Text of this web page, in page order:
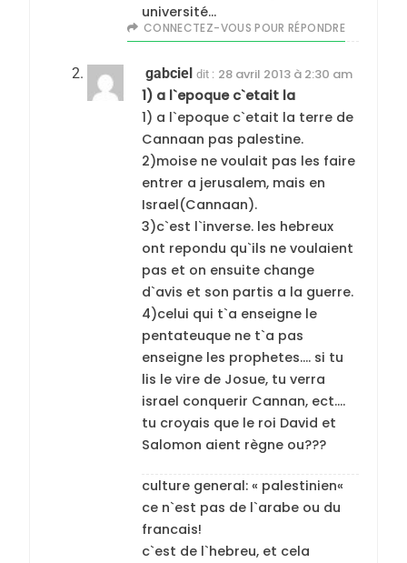
université…
CONNECTEZ-VOUS POUR RÉPONDRE
gabciel dit : 28 avril 2013 à 2:30 am
1) a l`epoque c`etait la
1) a l`epoque c`etait la terre de
Cannaan pas palestine.
2)moise ne voulait pas les faire
entrer a jerusalem, mais en
Israel(Cannaan).
3)c`est l`inverse. les hebreux
ont repondu qu`ils ne voulaient
pas et on ensuite change
d`avis et son partis a la guerre.
4)celui qui t`a enseigne le
pentateuque ne t`a pas
enseigne les prophetes…. si tu
lis le vire de Josue, tu verra
israel conquerir Cannan, ect….
tu croyais que le roi David et
Salomon aient règne ou???
culture general: « palestinien«
ce n`est pas de l`arabe ou du
francais!
c`est de l`hebreu, et cela